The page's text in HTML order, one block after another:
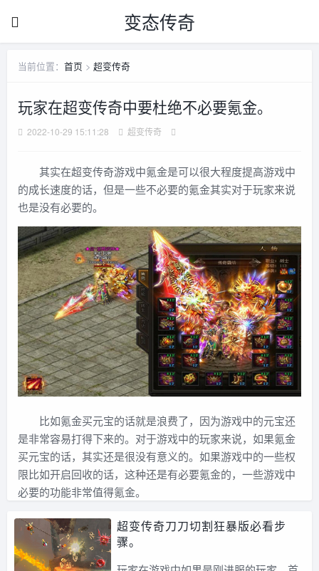
变态传奇
当前位置： 首页 > 超变传奇
玩家在超变传奇中要杜绝不必要氪金。
2022-10-29 15:11:28 超变传奇
其实在超变传奇游戏中氪金是可以很大程度提高游戏中
的成长速度的话，但是一些不必要的氪金其实对于玩家来说
也是没有必要的。
比如氪金买元宝的话就是浪费了，因为游戏中的元宝还
是非常容易打得下来的。对于游戏中的玩家来说，如果氪金
买元宝的话，其实还是很没有意义的。如果游戏中的一些权
限比如开启回收的话，这种还是有必要氪金的，一些游戏中
必要的功能非常值得氪金。
超变传奇刀刀切割狂暴版必看步
骤。